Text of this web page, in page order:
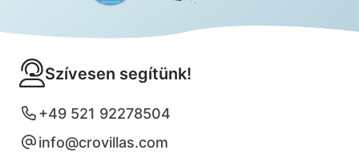
Szívesen segítünk!
+49 521 92278504
info@crovillas.com